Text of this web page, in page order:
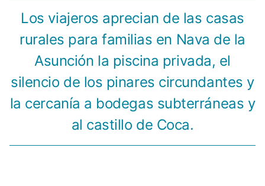
Los viajeros aprecian de las casas
rurales para familias en Nava de la
Asunción la piscina privada, el
silencio de los pinares circundantes y
la cercanía a bodegas subterráneas y
al castillo de Coca.